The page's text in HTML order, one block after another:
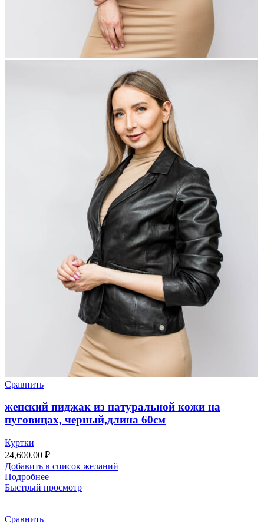
Сравнить
женский пиджак из натуральной кожи на
пуговицах, черный,длина 60см
Куртки
24,600.00 ₽
Добавить в список желаний
Подробнее
Быстрый просмотр
Сравнить